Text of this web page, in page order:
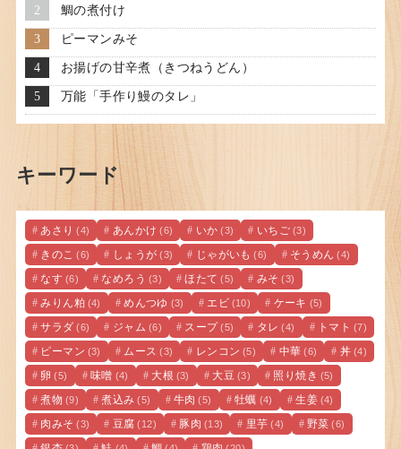
鯛の煮付け
ピーマンみそ
お揚げの甘辛煮（きつねうどん）
万能「手作り鰻のタレ」
キーワード
あさり (4) あんかけ (6) いか (3) いちご (3)
きのこ (6) しょうが (3) じゃがいも (6) そうめん (4)
なす (6) なめろう (3) ほたて (5) みそ (3)
みりん粕 (4) めんつゆ (3) エビ (10) ケーキ (5)
サラダ (6) ジャム (6) スープ (5) タレ (4) トマト (7)
ピーマン (3) ムース (3) レンコン (5) 中華 (6) 丼 (4)
卵 (5) 味噌 (4) 大根 (3) 大豆 (3) 照り焼き (5)
煮物 (9) 煮込み (5) 牛肉 (5) 牡蠣 (4) 生姜 (4)
肉みそ (3) 豆腐 (12) 豚肉 (13) 里芋 (4) 野菜 (6)